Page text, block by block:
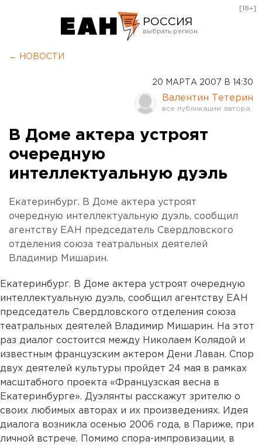
РОССИЯ
Курган
Оренбург
[18+]
← НОВОСТИ
20 МАРТА 2007 В 14:30
Валентин Тетерин
В Доме актера устроят
очередную
интеллектуальную дуэль
Екатеринбург. В Доме актера устроят
очередную интеллектуальную дуэль, сообщил
агентству ЕАН председатель Свердловского
отделения союза театральных деятелей
Владимир Мишарин.
Екатеринбург. В Доме актера устроят очередную
интеллектуальную дуэль, сообщил агентству ЕАН
председатель Свердловского отделения союза
театральных деятелей Владимир Мишарин. На этот
раз диалог состоится между Николаем Колядой и
известным французским актером Дени Лаван. Спор
двух деятелей культуры пройдет 24 мая в рамках
масштабного проекта «Французская весна в
Екатеринбурге». Дуэлянты расскажут зрителю о
своих любимых авторах и их произведениях. Идея
диалога возникла осенью 2006 года, в Париже, при
личной встрече. Помимо спора-импровизации, в